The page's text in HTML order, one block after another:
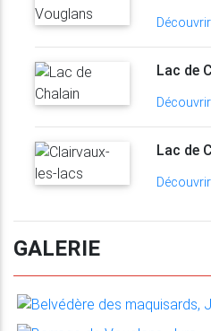
Découvrir
Lac de
Découvrir
Lac de
Découvrir
GALERIE